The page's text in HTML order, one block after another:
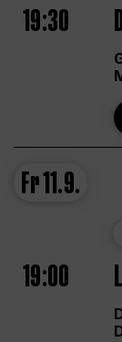
19:30
Fr11.9.
19:00